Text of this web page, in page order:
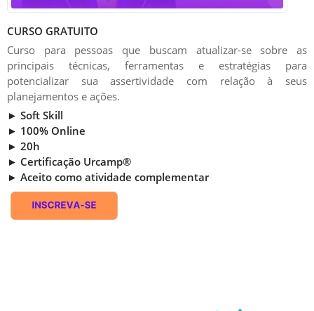
CURSO GRATUITO
Curso para pessoas que buscam atualizar-se sobre as
principais técnicas, ferramentas e estratégias para
potencializar sua assertividade com relação à seus
planejamentos e ações.
► Soft Skill
► 100% Online
► 20h
► Certificação Urcamp®
► Aceito como atividade complementar